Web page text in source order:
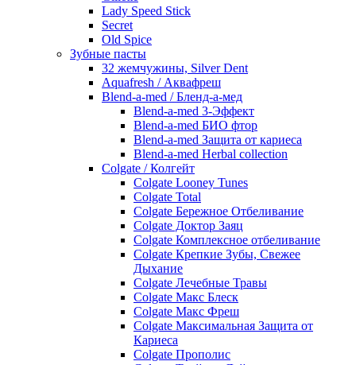
Lady Speed Stick
Secret
Old Spice
Зубные пасты
32 жемчужины, Silver Dent
Aquafresh / Аквафреш
Blend-a-med / Бленд-а-мед
Blend-a-med 3-Эффект
Blend-a-med БИО фтор
Blend-a-med Защита от кариеса
Blend-a-med Herbal collection
Colgate / Колгейт
Colgate Looney Tunes
Colgate Total
Colgate Бережное Отбеливание
Colgate Доктор Заяц
Colgate Комплексное отбеливание
Colgate Крепкие Зубы, Свежее
Дыхание
Colgate Лечебные Травы
Colgate Макс Блеск
Colgate Макс Фреш
Colgate Максимальная Защита от
Кариеса
Colgate Прополис